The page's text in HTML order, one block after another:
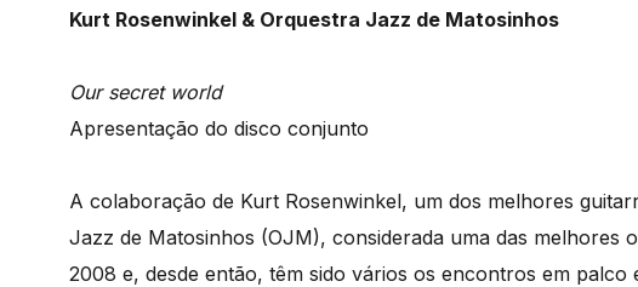
Kurt Rosenwinkel & Orquestra Jazz de Matosinhos
Our secret world
Apresentação do disco conjunto
A colaboração de Kurt Rosenwinkel, um dos melhores
Jazz de Matosinhos (OJM), considerada uma das melhores
2008 e, desde então, têm sido vários os encontros em